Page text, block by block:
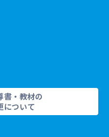
書・教材の
について